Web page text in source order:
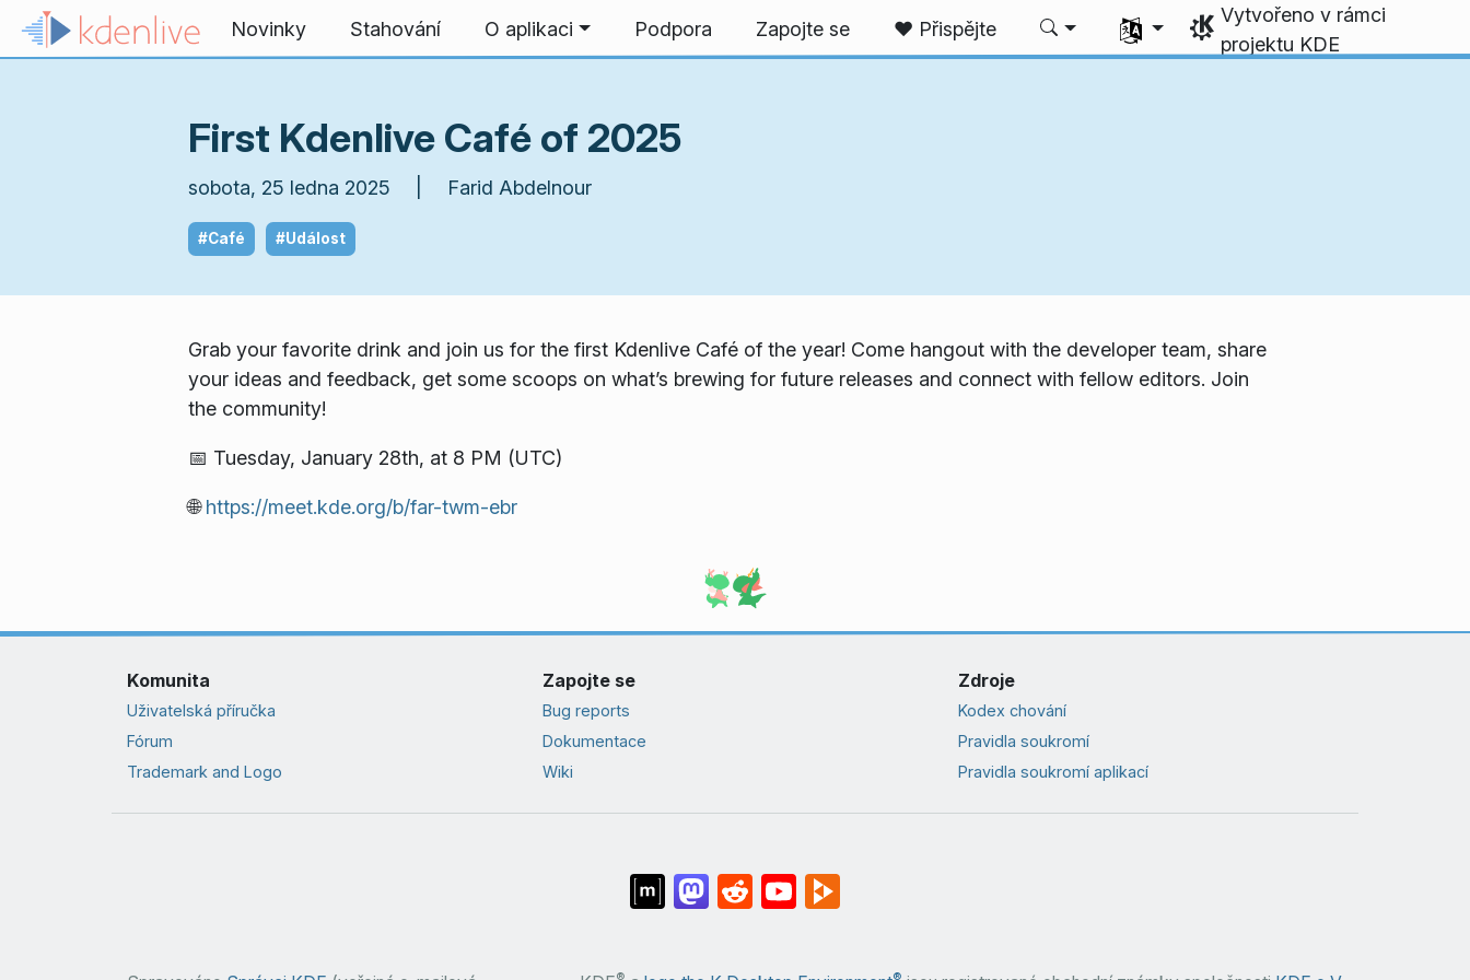
Přejít na obsah
Novinky Stahování O aplikaci Podpora Zapojte se ❤️ Přispějte
Zvolte svůj jazykVytvořeno v rámci
projektu KDE
First Kdenlive Café of 2025
sobota, 25 ledna 2025 | Farid Abdelnour
#Café #Událost
Grab your favorite drink and join us for the first Kdenlive Café of the year! Come hangout with the developer team, share
your ideas and feedback, get some scoops on what’s brewing for future releases and connect with fellow editors. Join
the community!
📅 Tuesday, January 28th, at 8 PM (UTC)
🌐https://meet.kde.org/b/far-twm-ebr
Komunita
Uživatelská příručka
Fórum
Trademark and Logo
Zapojte se
Bug reports
Dokumentace
Wiki
Zdroje
Kodex chování
Pravidla soukromí
Pravidla soukromí aplikací